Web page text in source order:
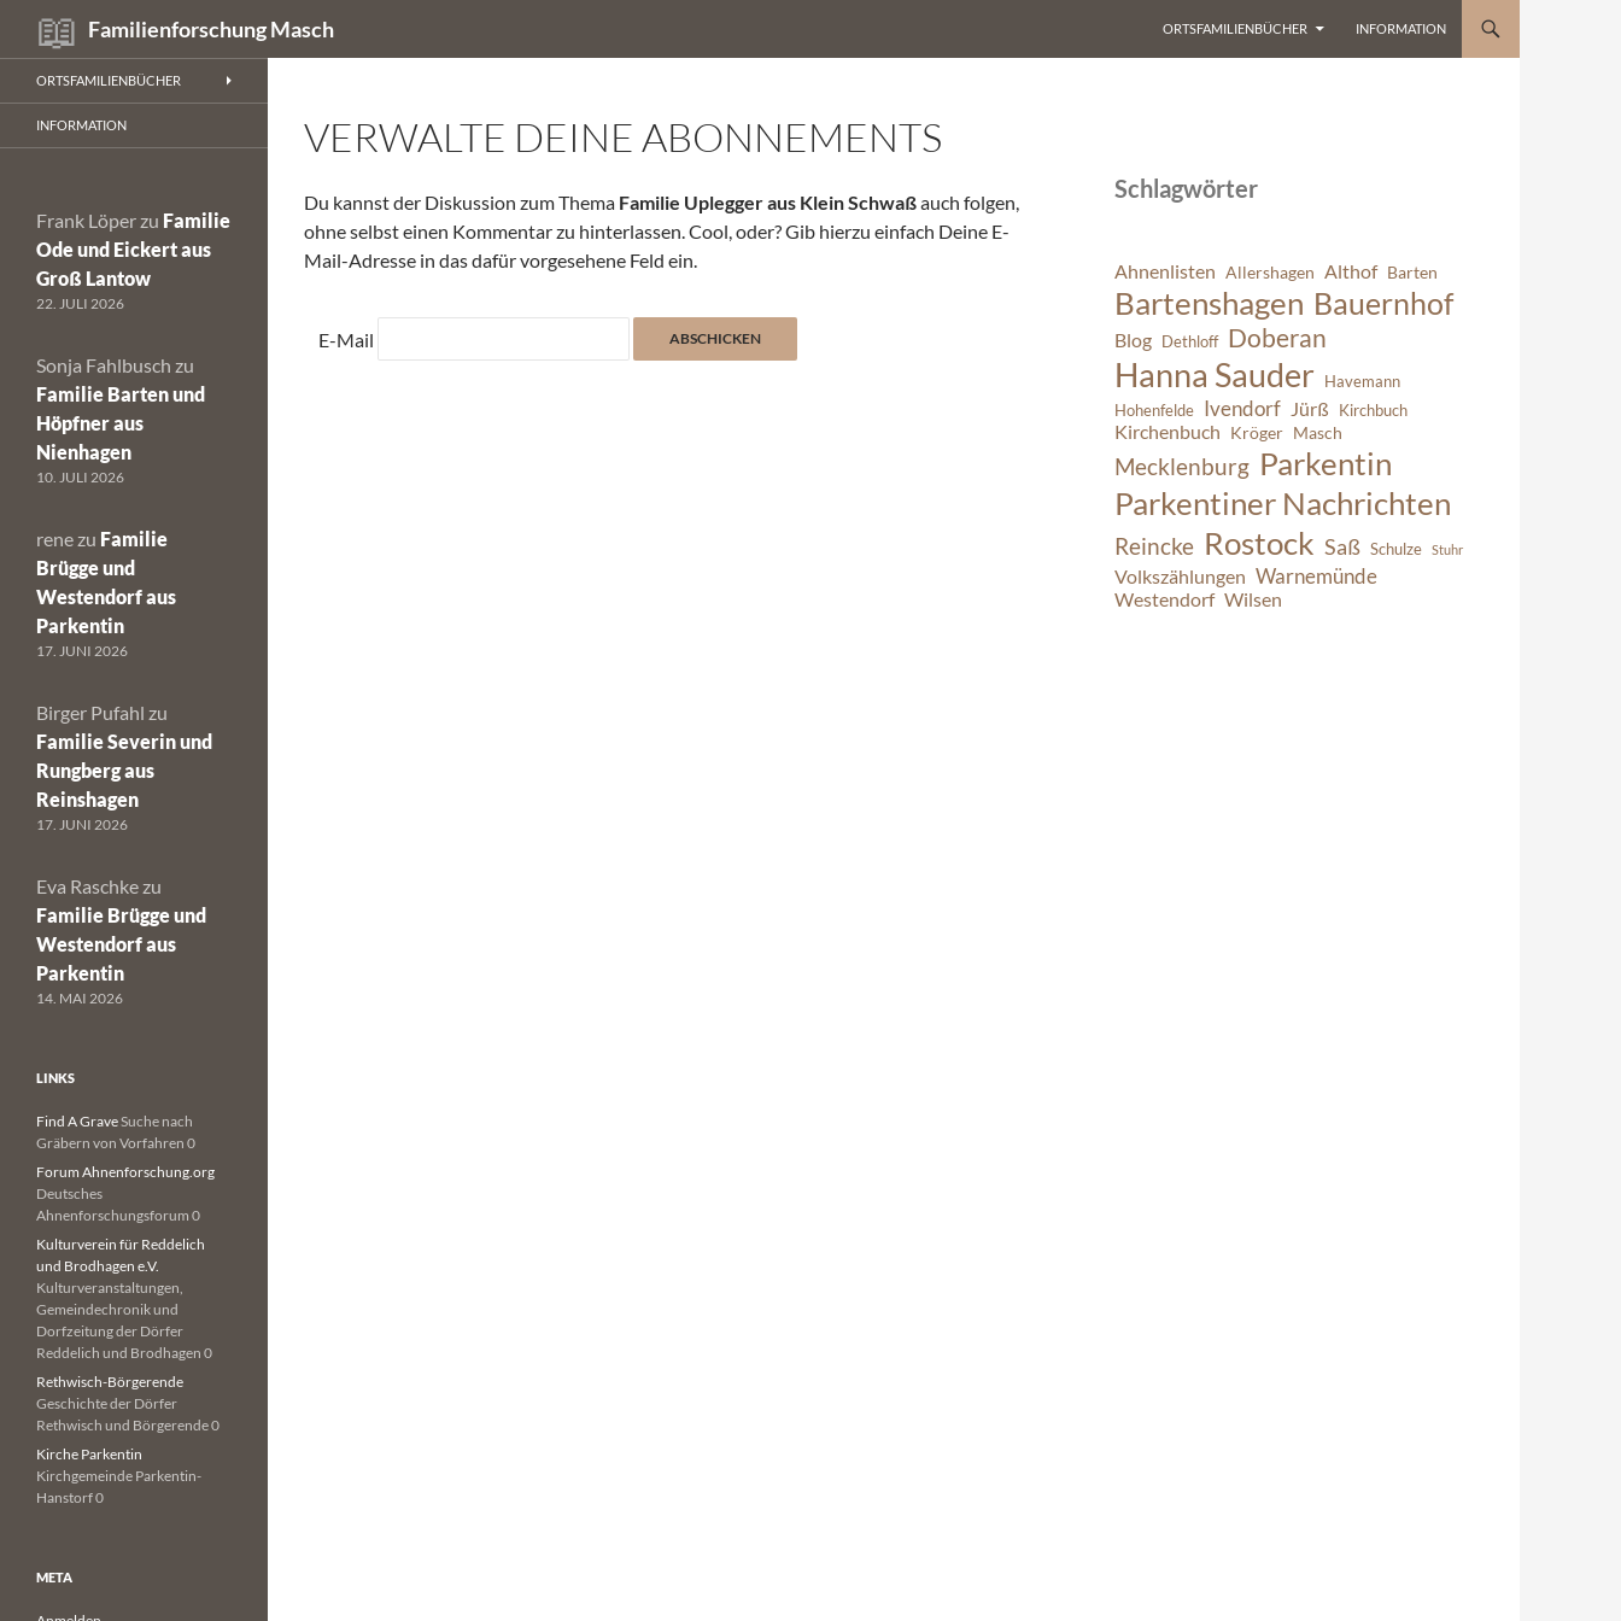
Inhalt
springen
Familienforschung Masch
Suchen
ORTSFAMILIENBÜCHER INFORMATION
VERWALTE DEINE ABONNEMENTS
Du kannst der Diskussion zum Thema Familie Uplegger aus Klein Schwaßauch folgen,
ohne selbst einen Kommentar zu hinterlassen. Cool, oder? Gib hierzu einfach Deine E-
Mail-Adresse in das dafür vorgesehene Feld ein.
E-Mail
Schlagwörter
Ahnenlisten Allershagen Althof Barten
Bartenshagen Bauernhof
Blog Dethloff Doberan
Hanna Sauder
Havemann
Hohenfelde Ivendorf Jürß Kirchbuch
Kirchenbuch Kröger Masch
Mecklenburg Parkentin
Parkentiner Nachrichten
Reincke Rostock Saß Schulze Stuhr
Volkszählungen Warnemünde
Westendorf Wilsen
ORTSFAMILIENBÜCHER
INFORMATION
Frank Löper zu Familie
Ode und Eickert aus
Groß Lantow
22. JULI 2026
Sonja Fahlbusch zu
Familie Barten und
Höpfner aus
Nienhagen
10. JULI 2026
rene zu Familie
Brügge und
Westendorf aus
Parkentin
17. JUNI 2026
Birger Pufahl zu
Familie Severin und
Rungberg aus
Reinshagen
17. JUNI 2026
Eva Raschke zu
Familie Brügge und
Westendorf aus
Parkentin
14. MAI 2026
LINKS
Find A GraveSuche nach
Gräbern von Vorfahren 0
Forum Ahnenforschung.org
Deutsches
Ahnenforschungsforum 0
Kulturverein für Reddelich
und Brodhagen e.V.
Kulturveranstaltungen,
Gemeindechronik und
Dorfzeitung der Dörfer
Reddelich und Brodhagen 0
Rethwisch-Börgerende
Geschichte der Dörfer
Rethwisch und Börgerende 0
Kirche Parkentin
Kirchgemeinde Parkentin-
Hanstorf 0
META